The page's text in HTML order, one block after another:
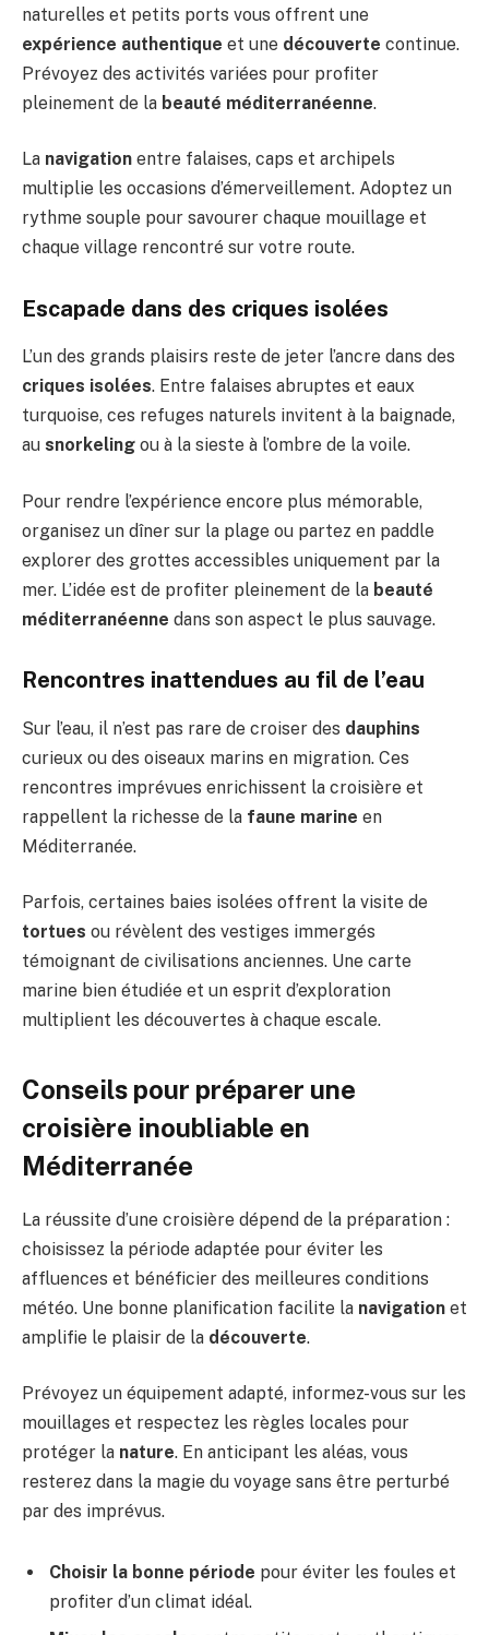
naturelles et petits ports vous offrent une
expérience authentique et une découverte continue.
Prévoyez des activités variées pour profiter
pleinement de la beauté méditerranéenne.
La navigation entre falaises, caps et archipels
multiplie les occasions d’émerveillement. Adoptez un
rythme souple pour savourer chaque mouillage et
chaque village rencontré sur votre route.
Escapade dans des criques isolées
L’un des grands plaisirs reste de jeter l’ancre dans des
criques isolées. Entre falaises abruptes et eaux
turquoise, ces refuges naturels invitent à la baignade,
au snorkeling ou à la sieste à l’ombre de la voile.
Pour rendre l’expérience encore plus mémorable,
organisez un dîner sur la plage ou partez en paddle
explorer des grottes accessibles uniquement par la
mer. L’idée est de profiter pleinement de la beauté
méditerranéenne dans son aspect le plus sauvage.
Rencontres inattendues au fil de l’eau
Sur l’eau, il n’est pas rare de croiser des dauphins
curieux ou des oiseaux marins en migration. Ces
rencontres imprévues enrichissent la croisière et
rappellent la richesse de la faune marine en
Méditerranée.
Parfois, certaines baies isolées offrent la visite de
tortues ou révèlent des vestiges immergés
témoignant de civilisations anciennes. Une carte
marine bien étudiée et un esprit d’exploration
multiplient les découvertes à chaque escale.
Conseils pour préparer une
croisière inoubliable en
Méditerranée
La réussite d’une croisière dépend de la préparation :
choisissez la période adaptée pour éviter les
affluences et bénéficier des meilleures conditions
météo. Une bonne planification facilite la navigation et
amplifie le plaisir de la découverte.
Prévoyez un équipement adapté, informez-vous sur les
mouillages et respectez les règles locales pour
protéger la nature. En anticipant les aléas, vous
resterez dans la magie du voyage sans être perturbé
par des imprévus.
Choisir la bonne période pour éviter les foules et
profiter d’un climat idéal.